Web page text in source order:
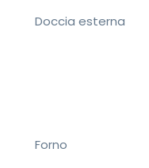
Doccia esterna
Forno